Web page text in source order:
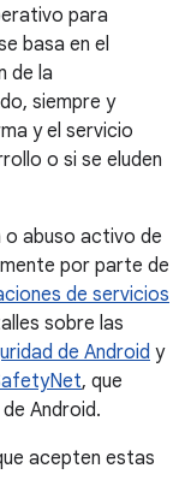
para
basa en el
de la
siempre y
y el servicio
o si se eluden
abuso activo de
por parte de
de servicios
sobre las
de Android y
, que
Android.
acepten estas